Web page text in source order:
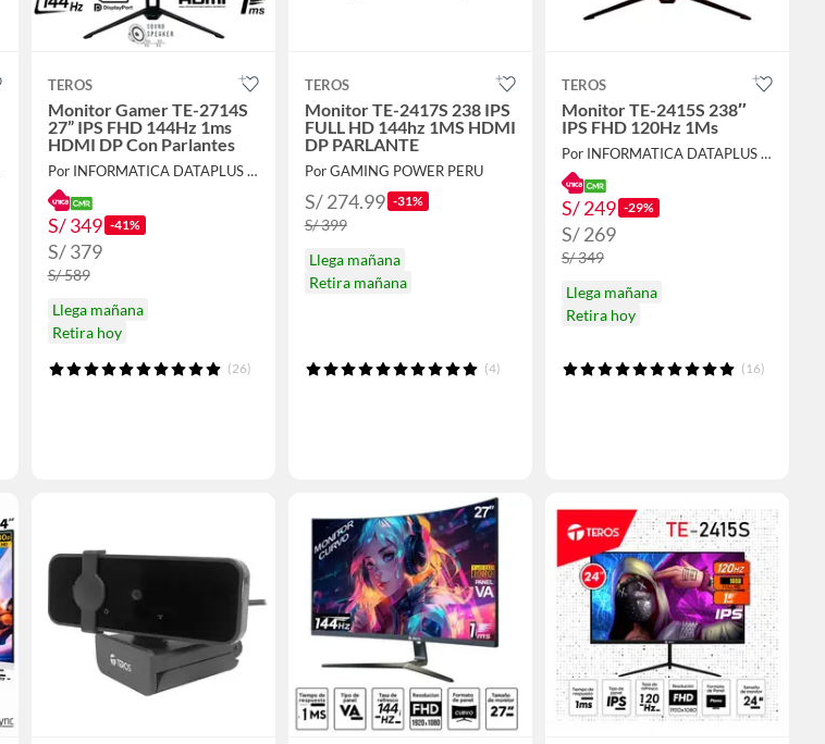
TEROS
Monitor Gamer TE-2714S
27” IPS FHD 144Hz 1ms
HDMI DP Con Parlantes
Por INFORMATICA DATAPLUS SAC
S/ 349 -41%
S/ 379
S/ 589
Llega mañana
Retira hoy
(26)
TEROS
Monitor TE-2417S 238 IPS
FULL HD 144hz 1MS HDMI
DP PARLANTE
Por GAMING POWER PERU
S/ 274.99 -31%
S/ 399
Llega mañana
Retira mañana
(4)
TEROS
Monitor TE-2415S 238″
IPS FHD 120Hz 1Ms
Por INFORMATICA DATAPLUS SAC
S/ 249 -29%
S/ 269
S/ 349
Llega mañana
Retira hoy
(16)